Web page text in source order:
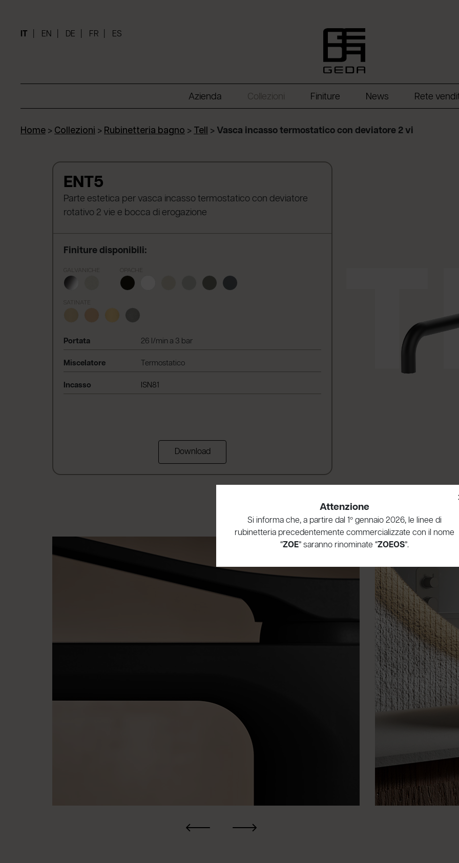
IT EN DE FR ES
Azienda Collezioni Finiture News Rete
Home > Collezioni > Rubinetteria bagno > Tell > Vasca incasso termostatico con deviatore 2 vi
ENT5
Parte estetica per vasca incasso termostatico con deviatore
rotativo 2 vie e bocca di erogazione
Finiture disponibili:
GALVANICHE
SATINATE
Portata 26 l/min a 3 bar
Miscelatore Termostatico
Incasso ISN81
Download
Attenzione
Si informa che, a partire dal 1º gennaio 2026, le linee di
rubinetteria precedentemente commercializzate con il nome
“ZOE” saranno rinominate “ZOEOS”.